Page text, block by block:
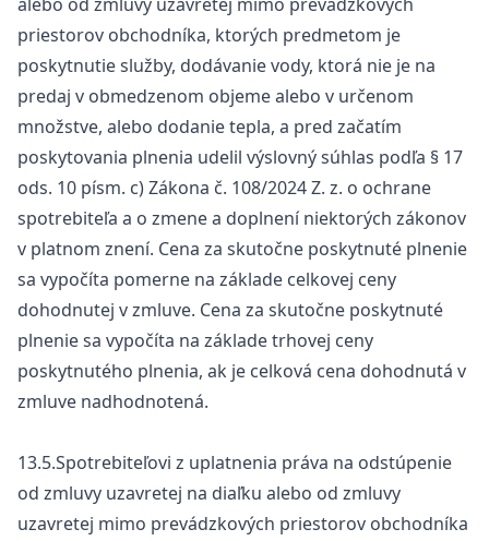
priestorov obchodníka, ktorých predmetom je
poskytnutie služby, dodávanie vody, ktorá nie je na
predaj v obmedzenom objeme alebo v určenom
množstve, alebo dodanie tepla, a pred začatím
poskytovania plnenia udelil výslovný súhlas podľa § 17
ods. 10 písm. c) Zákona č. 108/2024 Z. z. o ochrane
spotrebiteľa a o zmene a doplnení niektorých zákonov
v platnom znení. Cena za skutočne poskytnuté plnenie
sa vypočíta pomerne na základe celkovej ceny
dohodnutej v zmluve. Cena za skutočne poskytnuté
plnenie sa vypočíta na základe trhovej ceny
poskytnutého plnenia, ak je celková cena dohodnutá v
zmluve nadhodnotená.
13.5.Spotrebiteľovi z uplatnenia práva na odstúpenie
od zmluvy uzavretej na diaľku alebo od zmluvy
uzavretej mimo prevádzkových priestorov obchodníka